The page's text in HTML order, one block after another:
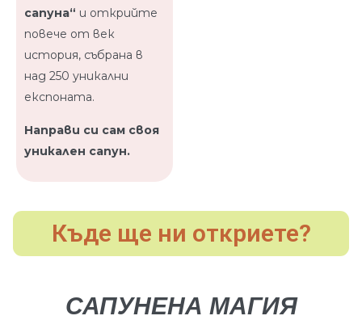
сапуна“ и открийте
повече от век
история, събрана в
над 250 уникални
експоната.
Направи си сам своя
уникален сапун.
Къде ще ни откриете?
САПУНЕНА МАГИЯ